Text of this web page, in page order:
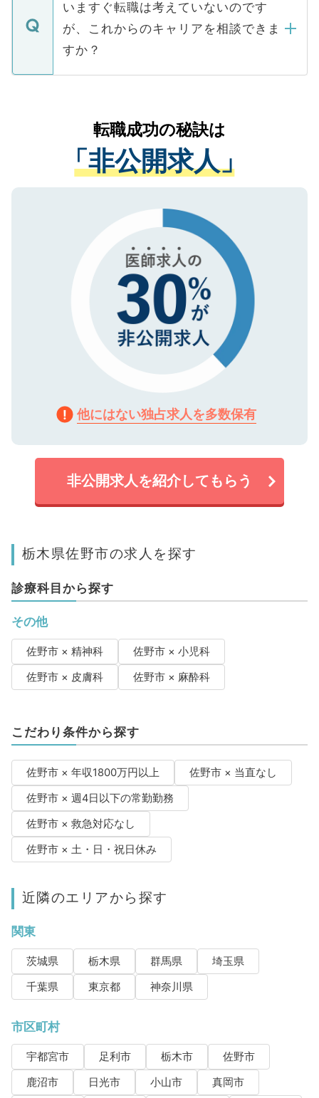
に、医療機関が求める条件に合った人材の
みを人材紹介会社に依頼するケースが増え
ています。
で、ご安心ください。当サイトからの登録
などで収集したご登録者様の個人情報は、
ご本人のキャリアアップおよび転職活動の
支援を目的に使用いたします。お預かりし
ているすべての個人データはご本人の許可
は、個人情報の取り扱いについての厳密な
管理基準を満たした事業者のみに付与され
る、プライバシーマークを取得済みです。
で、機密保持に関してもご安心ください。
いますぐ転職は考えていないのです
が、これからのキャリアを相談できま
すか？
かがいして、現在の医療機関の状況や紹介
経験をまじえながら、適切なアドバイスを
させていただきます。すぐにご転職をされ
ない方には、長期的なサポートが可能です
ので、まずはご登録ください。
転職成功の秘訣は
「非公開求人」
他にはない独占求人を多数保有
非公開求人を紹介してもらう
栃木県佐野市の求人を探す
診療科目から探す
その他
佐野市 × 精神科
佐野市 × 小児科
佐野市 × 皮膚科
佐野市 × 麻酔科
こだわり条件から探す
佐野市 × 年収1800万円以上
佐野市 × 当直なし
佐野市 × 週4日以下の常勤勤務
佐野市 × 救急対応なし
佐野市 × 土・日・祝日休み
近隣のエリアから探す
関東
茨城県 栃木県 群馬県
埼玉県
千葉県
東京都 神奈川県
市区町村
宇都宮市 足利市 栃木市
佐野市
鹿沼市
日光市 小山市
真岡市